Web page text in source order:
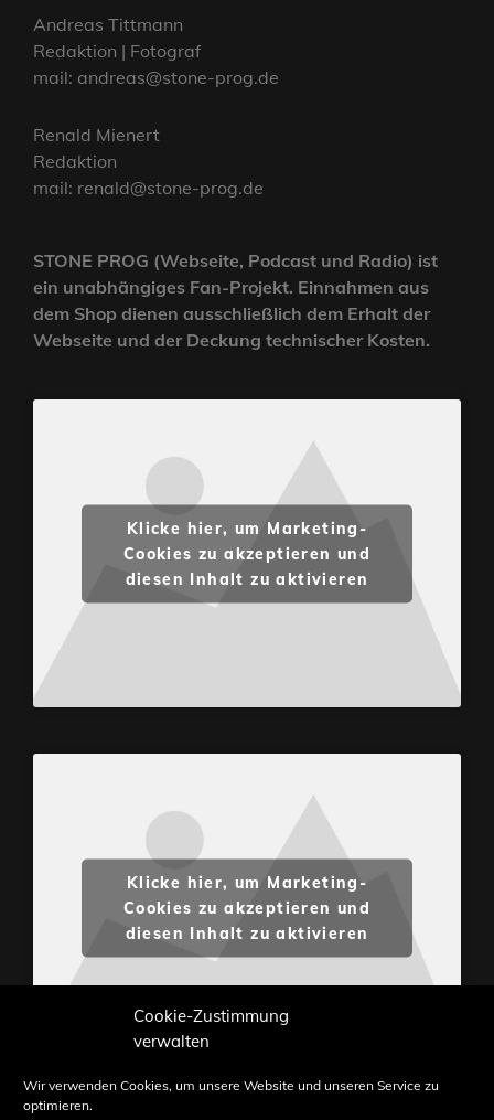
Cookie-Zustimmung
verwalten
Wir verwenden Cookies, um unsere Website und unseren Service zu
optimieren.
Andreas Tittmann
Redaktion | Fotograf
mail: andreas@stone-prog.de
Renald Mienert
Redaktion
mail: renald@stone-prog.de
STONE PROG (Webseite, Podcast und Radio) ist
ein unabhängiges Fan-Projekt. Einnahmen aus
dem Shop dienen ausschließlich dem Erhalt der
Webseite und der Deckung technischer Kosten.
Klicke hier, um Marketing-
Cookies zu akzeptieren und
diesen Inhalt zu aktivieren
Klicke hier, um Marketing-
Cookies zu akzeptieren und
diesen Inhalt zu aktivieren